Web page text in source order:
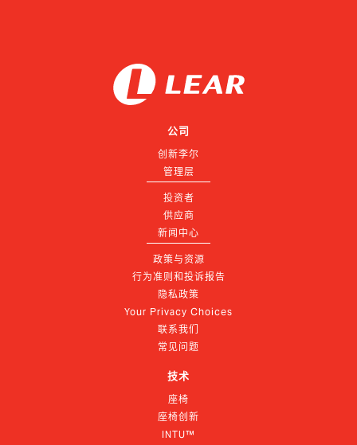
公司
创新李尔
管理层
投资者
供应商
新闻中心
政策与资源
行为准则和投诉报告
隐私政策
Your Privacy Choices
联系我们
常见问题
技术
座椅
座椅创新
INTU™